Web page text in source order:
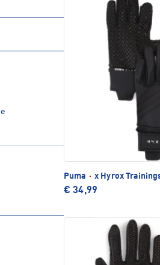
Puma · x Hyrox
€ 34,99